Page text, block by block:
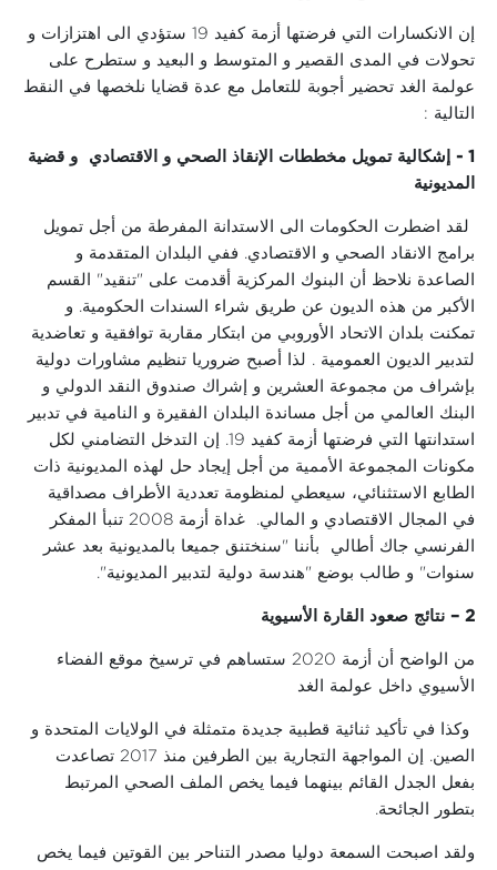
إن الانكسارات التي فرضتها أزمة كفيد 19 ستؤدي الى اهتزازات و
تحولات في المدى القصير و المتوسط و البعيد و ستطرح على
عولمة الغد تحضير أجوبة للتعامل مع عدة قضايا نلخصها في النقط
التالية :
1 -
إشكالية تمويل مخططات الإنقاذ الصحي و الاقتصادي و قضية
المديونية
لقد اضطرت الحكومات الى الاستدانة المفرطة من أجل تمويل
برامج الانقاد الصحي و الاقتصادي. ففي البلدان المتقدمة و
الصاعدة نلاحظ أن البنوك المركزية أقدمت على "تنقيد" القسم
الأكبر من هذه الديون عن طريق شراء السندات الحكومية. و
تمكنت بلدان الاتحاد الأوروبي من ابتكار مقاربة توافقية و تعاضدية
لتدبير الديون العمومية . لذا أصبح ضروريا تنظيم مشاورات دولية
بإشراف من مجموعة العشرين و إشراك صندوق النقد الدولي و
البنك العالمي من أجل مساندة البلدان الفقيرة و النامية في تدبير
استدانتها التي فرضتها أزمة كفيد 19. إن التدخل التضامني لكل
مكونات المجموعة الأممية من أجل إيجاد حل لهذه المديونية ذات
الطابع الاستثنائي، سيعطي لمنظومة تعددية الأطراف مصداقية
في المجال الاقتصادي و المالي. غداة أزمة 2008 تنبأ المفكر
الفرنسي جاك أطالي بأننا "سنختنق جميعا بالمديونية بعد عشر
سنوات" و طالب بوضع "هندسة دولية لتدبير المديونية".
2 – نتائج صعود القارة الأسيوية
من الواضح أن أزمة 2020 ستساهم في ترسيخ موقع الفضاء
الأسيوي داخل عولمة الغد
وكذا في تأكيد ثنائية قطبية جديدة متمثلة في الولايات المتحدة و
الصين. إن المواجهة التجارية بين الطرفين منذ 2017 تصاعدت
بفعل الجدل القائم بينهما فيما يخص الملف الصحي المرتبط
بتطور الجائحة.
ولقد اصبحت السمعة دوليا مصدر التناحر بين القوتين فيما يخص